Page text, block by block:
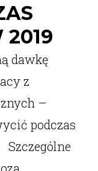
2019
dawkę
z
–
podczas
Szczególne